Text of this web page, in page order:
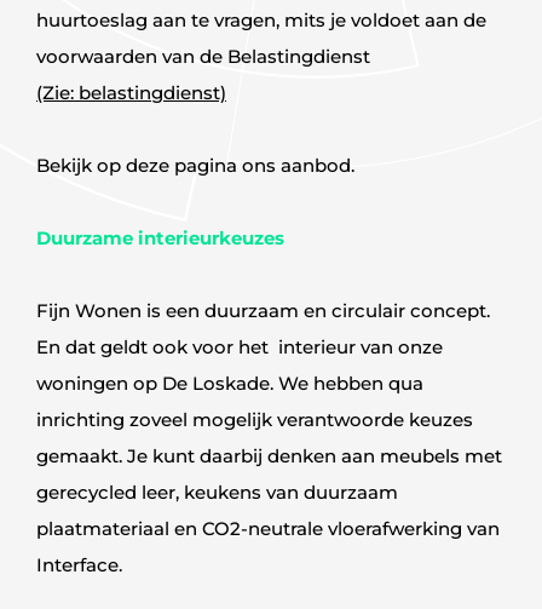
huurtoeslag aan te vragen, mits je voldoet aan de
voorwaarden van de Belastingdienst
(Zie: belastingdienst)
Bekijk op deze pagina ons aanbod.
Duurzame interieurkeuzes
Fijn Wonen is een duurzaam en circulair concept.
En dat geldt ook voor het interieur van onze
woningen op De Loskade. We hebben qua
inrichting zoveel mogelijk verantwoorde keuzes
gemaakt. Je kunt daarbij denken aan meubels met
gerecycled leer, keukens van duurzaam
plaatmateriaal en CO2-neutrale vloerafwerking van
Interface.